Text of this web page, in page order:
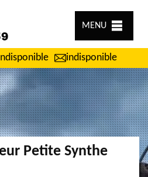
MENU
indisponible
Petite Synthe